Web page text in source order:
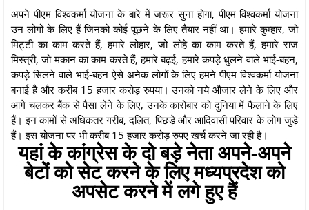
अपने पीएम विश्वकर्मा योजना के बारे में जरूर सुना होगा, पीएम विश्वकर्मा योजना
उन लोगों के लिए हैं जिनको कोई पूछने के लिए तैयार नहीं था। हमारे कुम्हार, जो
मिट्टी का काम करते हैं, हमारे लोहार, जो लोहे का काम करते हैं, हमारे राज
मिस्त्री, जो मकान का काम करते हैं, हमारे बढ़ई, हमारे कपड़े धुलने वाले भाई-बहन,
कपड़े सिलने वाले भाई-बहन ऐसे अनेक लोगों के लिए हमने पीएम विश्वकर्मा योजना
बनाई है और करीब 15 हजार करोड़ रुपया। उनको नये औजार लेने के लिए और
आगे चलकर बैंक से पैसा लेने के लिए, उनके कारोबार को दुनिया में फैलाने के लिए
हैं। इन कामों से अधिकतर गरीब, दलित, पिछड़े और आदिवासी परिवार के लोग जुड़े
हैं। इस योजना पर भी करीब 15 हजार करोड़ रुपए खर्च करने जा रही है।
यहां के कांग्रेस के दो बड़े नेता अपने-अपने
बेटों को सेट करने के लिए मध्यप्रदेश को
अपसेट करने में लगे हुए हैं